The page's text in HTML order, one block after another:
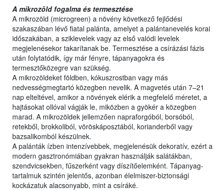
A mikrozöld fogalma és termesztése
A mikrozöld (microgreen) a növény következő fejlődési
szakaszában lévő fiatal palánta, amelyet a palántanevelés korai
időszakában, a sziklevelek vagy az első valódi levelek
megjelenésekor takarítanak be. Termesztése a csírázási fázis
után folytatódik, így már fényre, tápanyagokra és
termesztőközegre van szükség.
A mikrozöldeket földben, kókuszrostban vagy más
nedvességmegtartó közegben nevelik. A magvetés után 7–21
nap elteltével, amikor a növények elérik a megfelelő méretet, a
hajtásokat ollóval vágják le, miközben a gyökér a közegben
marad. A mikrozöldek jellemzően napraforgóból, borsóból,
retekből, brokkoliból, vöröskáposztából, korianderből vagy
bazsalikomból készülnek.
A palánták ízben intenzívebbek, megjelenésük dekoratív, ezért a
modern gasztronómiában gyakran használják salátákban,
szendvicsekben, fűszerként vagy díszítőelemként. Tápanyag-
tartalmuk szintén jelentős, azonban élelmiszer-biztonsági
kockázatuk alacsonyabb, mint a csíráké.